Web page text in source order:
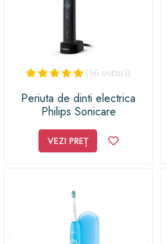
(56 voturi)
Periuta de dinti electrica
Philips Sonicare
62000 vibratii/min, Senzor
presiune, Pornire usoara,
Programe, 1 Capat (Negru)
VEZI PREȚ